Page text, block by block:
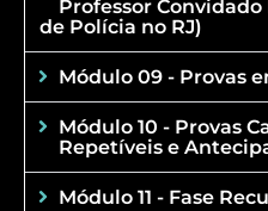
Professor
de Polícia no RJ)
Módulo 09 - Provas
Módulo 10 - Provas
Repetíveis e
Módulo 11 - Fase